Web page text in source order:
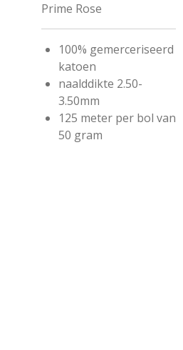
Prime Rose
100% gemerceriseerd
katoen
naalddikte 2.50-
3.50mm
125 meter per bol van
50 gram